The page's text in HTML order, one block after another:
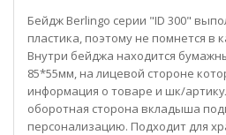
Бейдж Berlingo серии "ID 300"
пластика, поэтому не помнется в
Внутри бейджа находится
85*55мм, на лицевой стороне
информация о товаре и шк/
оборотная сторона вкладыша
персонализацию. Подходит для